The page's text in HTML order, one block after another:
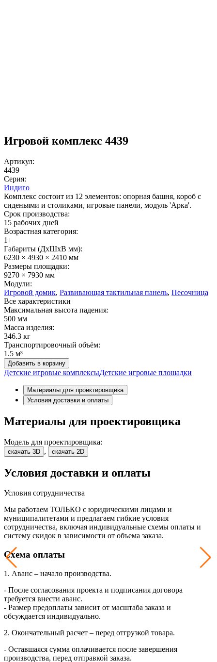
Игровой комплекс 4439
Артикул:
4439
Серия:
Индиго
Комплекс состоит из 12 элементов: опорная башня, короб с
сиденьями и столиками, игровые панели, модуль 'Арка'.
Срок производства:
15 рабочих дней
Возрастная категория:
1+
Габариты (ДхШxВ мм):
6230 × 4930 × 2410 мм
Размеры площадки:
9270 × 7930 мм
Модули:
Игровой домик, Развивающая тактильная панель, Песочница
Все характеристики
Максимальная высота падения:
500 мм
Масса изделия:
346.3 кг
Транспортировочный объём:
1.5 м³
Добавить в корзину
Детские игровые комплексыДетские игровые площадки
Материалы для проектировщика
Условия доставки и оплаты
Материалы для проектировщика
Модель для проектировщика:
скачать 3D , скачать 2D
Условия доставки и оплаты
Условия сотрудничества
Мы работаем ТОЛЬКО с юридическими лицами и
муниципалитетами и предлагаем гибкие условия
сотрудничества, включая индивидуальные схемы оплаты и
систему скидок в зависимости от объема заказа.
Схема оплаты
1. Аванс – начало производства.
- После согласования проекта и подписания договора
требуется внести аванс.
- Размер предоплаты зависит от масштаба заказа и
обсуждается индивидуально.
2. Окончательный расчет – перед отгрузкой товара.
- Оставшаяся сумма оплачивается после завершения
производства, перед отправкой заказа.